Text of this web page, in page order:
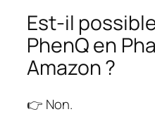
Est-il
PhenQ en
Amazon ?
👉 Non.